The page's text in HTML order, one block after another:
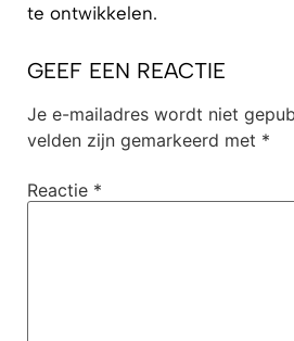
te ontwikkelen.
GEEF EEN REACTIE
Je e-mailadres wordt niet
velden zijn gemarkeerd met *
Reactie *